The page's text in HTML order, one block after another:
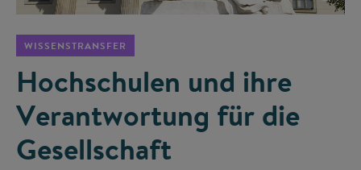
WISSENSTRANSFER
Hochschulen und ihre
Verantwortung für die
Gesellschaft